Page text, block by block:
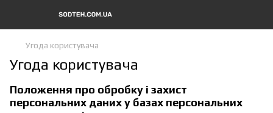
Угода користувача
Угода користувача
Положення про обробку і захист
персональних даних у базах персональних